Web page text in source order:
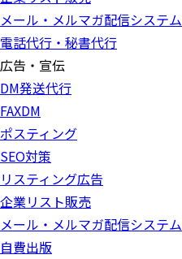
メール・メルマガ配信システム
電話代行・秘書代行
広告・宣伝
DM発送代行
FAXDM
ポスティング
SEO対策
リスティング広告
企業リスト販売
メール・メルマガ配信システム
自費出版